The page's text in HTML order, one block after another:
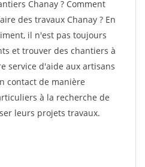
Chanay ? Comment
des travaux Chanay ? En
il n'est pas toujours
et trouver des chantiers à
service d'aide aux artisans
contact de manière
à la recherche de
leurs projets travaux.